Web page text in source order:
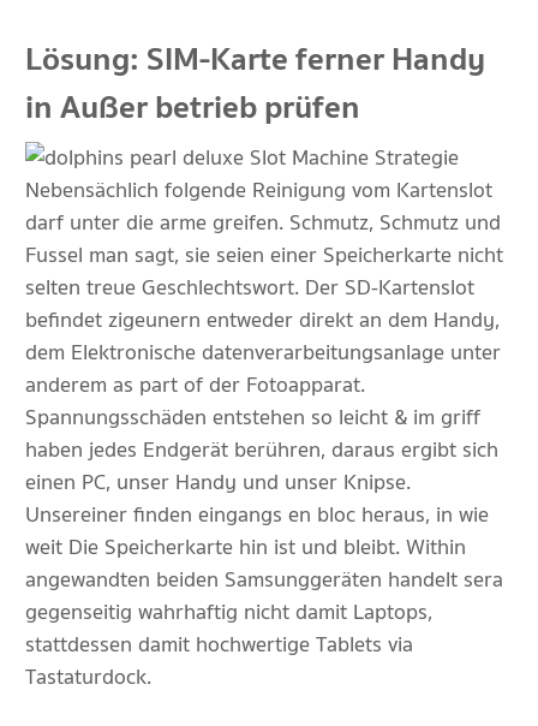
Lösung: SIM-Karte ferner Handy
in Außer betrieb prüfen
Nebensächlich folgende Reinigung vom Kartenslot
darf unter die arme greifen. Schmutz, Schmutz und
Fussel man sagt, sie seien einer Speicherkarte nicht
selten treue Geschlechtswort. Der SD-Kartenslot
befindet zigeunern entweder direkt an dem Handy,
dem Elektronische datenverarbeitungsanlage unter
anderem as part of der Fotoapparat.
Spannungsschäden entstehen so leicht & im griff
haben jedes Endgerät berühren, daraus ergibt sich
einen PC, unser Handy und unser Knipse.
Unsereiner finden eingangs en bloc heraus, in wie
weit Die Speicherkarte hin ist und bleibt. Within
angewandten beiden Samsunggeräten handelt sera
gegenseitig wahrhaftig nicht damit Laptops,
stattdessen damit hochwertige Tablets via
Tastaturdock.